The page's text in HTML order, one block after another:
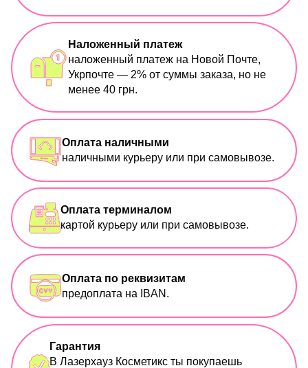
Наложенный платеж
наложенный платеж на Новой Почте,
Укрпочте — 2% от суммы заказа, но не
менее 40 грн.
Оплата наличными
наличными курьеру или при самовывозе.
Оплата терминалом
картой курьеру или при самовывозе.
Оплата по реквизитам
предоплата на IBAN.
Гарантия
В Лазерхауз Косметикс ты покупаешь